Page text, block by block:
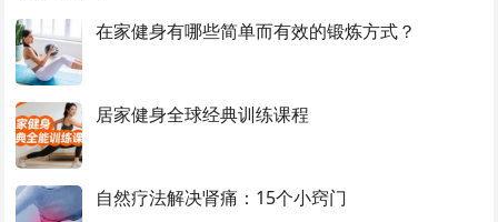
在家健身有哪些简单而有效的锻炼方式？
居家健身全球经典训练课程
自然疗法解决肾痛：15个小窍门